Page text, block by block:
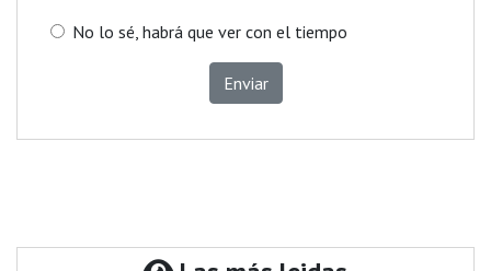
No lo sé, habrá que ver con el tiempo
Enviar